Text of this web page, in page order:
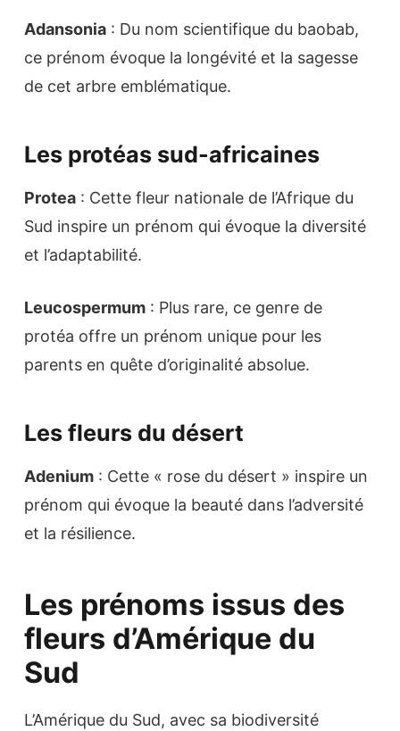
Adansonia : Du nom scientifique du baobab,
ce prénom évoque la longévité et la sagesse
de cet arbre emblématique.
Les protéas sud-africaines
Protea : Cette fleur nationale de l’Afrique du
Sud inspire un prénom qui évoque la diversité
et l’adaptabilité.
Leucospermum : Plus rare, ce genre de
protéa offre un prénom unique pour les
parents en quête d’originalité absolue.
Les fleurs du désert
Adenium : Cette « rose du désert » inspire un
prénom qui évoque la beauté dans l’adversité
et la résilience.
Les prénoms issus des
fleurs d’Amérique du
Sud
L’Amérique du Sud, avec sa biodiversité